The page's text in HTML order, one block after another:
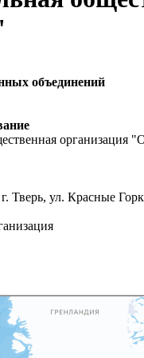
объединений
организация
Тверь, ул. Красные